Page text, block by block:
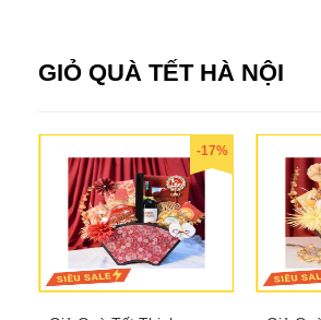
GIỎ QUÀ TẾT HÀ NỘI
-17%